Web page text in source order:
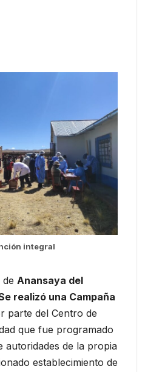
integral
Anansaya del
realizó una Campaña
parte del Centro de
que fue programado
autoridades de la propia
establecimiento de